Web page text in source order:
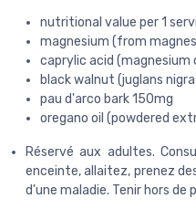
nutritional value per 1
magnesium (from
caprylic acid
black walnut (juglans
pau d'arco bark 150mg
oregano oil (powdered
Réservé aux adultes.
enceinte, allaitez, prenez
d'une maladie. Tenir hors de